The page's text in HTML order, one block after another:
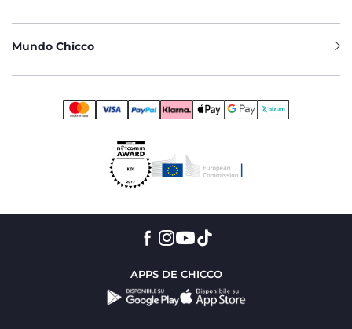
Mundo Chicco
APPS DE CHICCO